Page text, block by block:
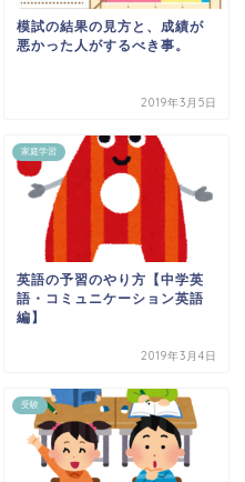
模試の結果の見方と、成績が
悪かった人がするべき事。
2019年3月5日
家庭学習
英語の予習のやり方【中学英
語・コミュニケーション英語
編】
2019年3月4日
受験